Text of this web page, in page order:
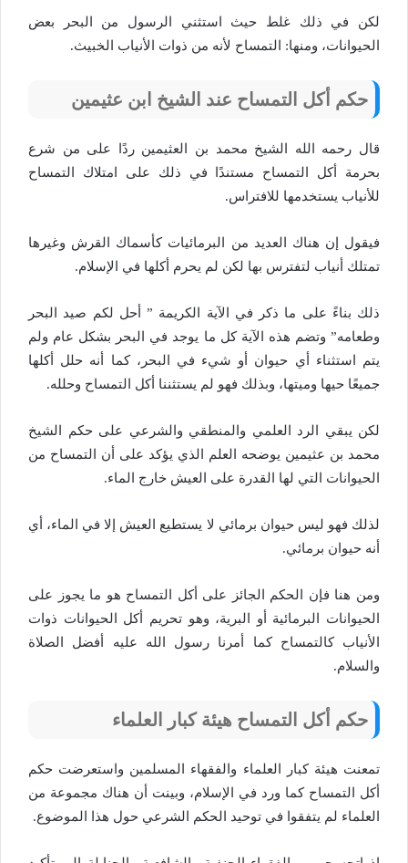
لكن في ذلك غلط حيث استثني الرسول من البحر بعض
الحيوانات، ومنها: التمساح لأنه من ذوات الأنياب الخبيث.
حكم أكل التمساح عند الشيخ ابن عثيمين
قال رحمه الله الشيخ محمد بن العثيمين ردًا على من شرع
بحرمة أكل التمساح مستندًا في ذلك على امتلاك التمساح
للأنياب يستخدمها للافتراس.
فيقول إن هناك العديد من البرمائيات كأسماك القرش وغيرها
تمتلك أنياب لتفترس بها لكن لم يحرم أكلها في الإسلام.
ذلك بناءً على ما ذكر في الآية الكريمة ” أحل لكم صيد البحر
وطعامه” وتضم هذه الآية كل ما يوجد في البحر بشكل عام ولم
يتم استثناء أي حيوان أو شيء في البحر، كما أنه حلل أكلها
جميعًا حيها وميتها، وبذلك فهو لم يستثننا أكل التمساح وحلله.
لكن يبقي الرد العلمي والمنطقي والشرعي على حكم الشيخ
محمد بن عثيمين يوضحه العلم الذي يؤكد على أن التمساح من
الحيوانات التي لها القدرة على العيش خارج الماء.
لذلك فهو ليس حيوان برمائي لا يستطيع العيش إلا في الماء، أي
أنه حيوان برمائي.
ومن هنا فإن الحكم الجائز على أكل التمساح هو ما يجوز على
الحيوانات البرمائية أو البرية، وهو تحريم أكل الحيوانات ذوات
الأنياب كالتمساح كما أمرنا رسول الله عليه أفضل الصلاة
والسلام.
حكم أكل التمساح هيئة كبار العلماء
تمعنت هيئة كبار العلماء والفقهاء المسلمين واستعرضت حكم
أكل التمساح كما ورد في الإسلام، وبينت أن هناك مجموعة من
العلماء لم يتفقوا في توحيد الحكم الشرعي حول هذا الموضوع.